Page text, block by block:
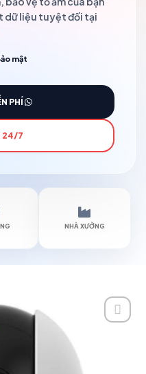
dữ liệu tuyệt đối tại
mật
PHÍ
24/7
NHÀ XƯỞNG